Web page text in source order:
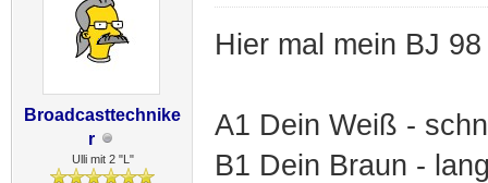
Broadcasttechnike
r
Ulli mit 2 "L"
Hier mal mein BJ
A1 Dein Weiß -
B1 Dein Braun -